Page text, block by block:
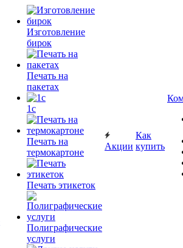
Изготовление
бирок
Печать на
пакетах
1c
Печать на
термокартоне
Печать этикеток
Полиграфические
услуги
Акции
Как
купить